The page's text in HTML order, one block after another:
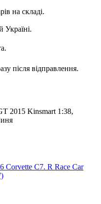
на складі.
Україні.
після відправлення.
2015 Kinsmart 1:38,